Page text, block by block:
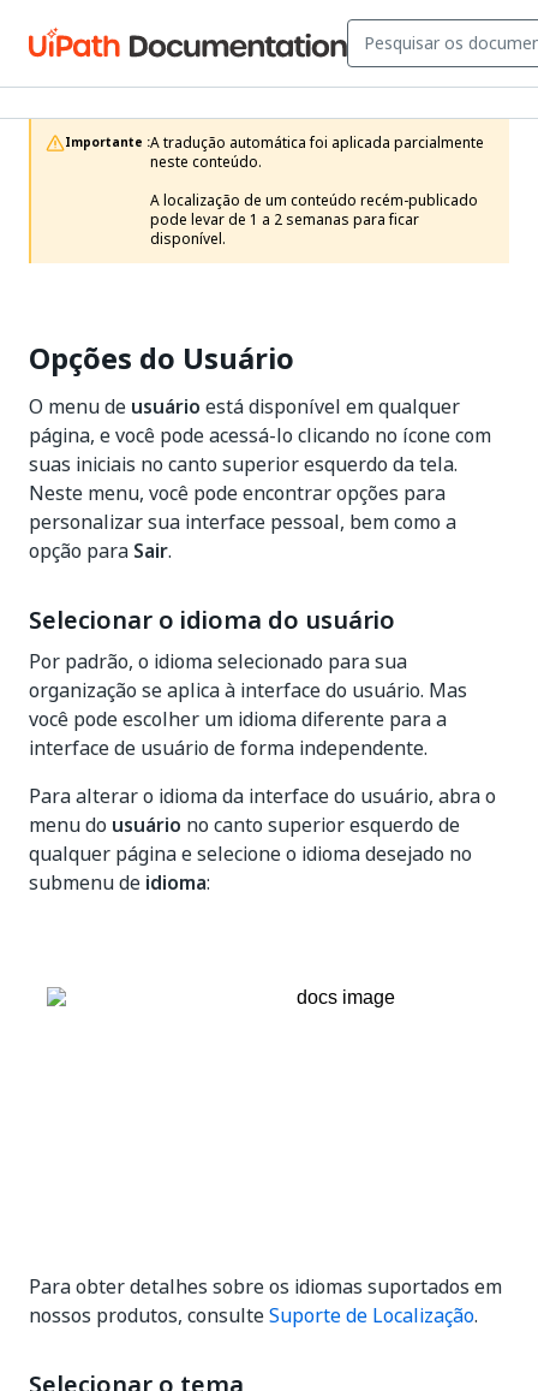
Importante :A tradução automática foi aplicada parcialmente
neste conteúdo.
A localização de um conteúdo recém-publicado
pode levar de 1 a 2 semanas para ficar
disponível.
Opções do Usuário
O menu de usuário está disponível em qualquer
página, e você pode acessá-lo clicando no ícone com
suas iniciais no canto superior esquerdo da tela.
Neste menu, você pode encontrar opções para
personalizar sua interface pessoal, bem como a
opção para Sair.
Selecionar o idioma do usuário
Por padrão, o idioma selecionado para sua
organização se aplica à interface do usuário. Mas
você pode escolher um idioma diferente para a
interface de usuário de forma independente.
Para alterar o idioma da interface do usuário, abra o
menu do usuário no canto superior esquerdo de
qualquer página e selecione o idioma desejado no
submenu de idioma:
Para obter detalhes sobre os idiomas suportados em
nossos produtos, consulteSuporte de Localização.